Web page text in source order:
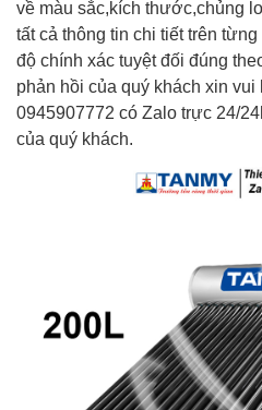
về màu sắc,kích thước,chủng
tất cả thông tin chi tiết trên
độ chính xác tuyệt đối đúng
phản hồi của quý khách xin
0945907772 có Zalo trực 24/
của quý khách.